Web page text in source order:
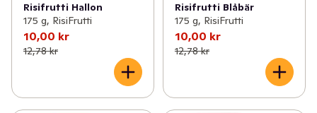
Risifrutti Hallon
175 g, RisiFrutti
10,00 kr
12,78 kr
Risifrutti Blåbär
175 g, RisiFrutti
10,00 kr
12,78 kr